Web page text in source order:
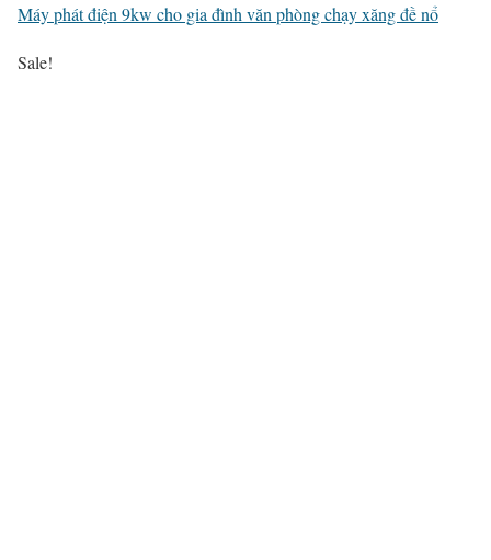
Máy phát điện 9kw cho gia đình văn phòng chạy xăng đề nổ
Sale!